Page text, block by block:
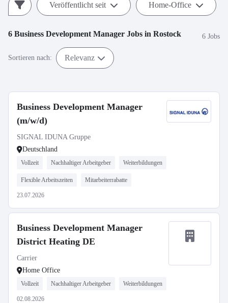
Veröffentlicht seit Home-Office
6 Business Development Manager Jobs in Rostock 6 Jobs
Sortieren nach: Relevanz
Business Development Manager
(m/w/d)
SIGNAL IDUNA Gruppe
Deutschland
Vollzeit Nachhaltiger Arbeitgeber Weiterbildungen
Flexible Arbeitszeiten Mitarbeiterrabatte
23.07.2026
Business Development Manager
District Heating DE
Carrier
Home Office
Vollzeit Nachhaltiger Arbeitgeber Weiterbildungen
02.08.2026